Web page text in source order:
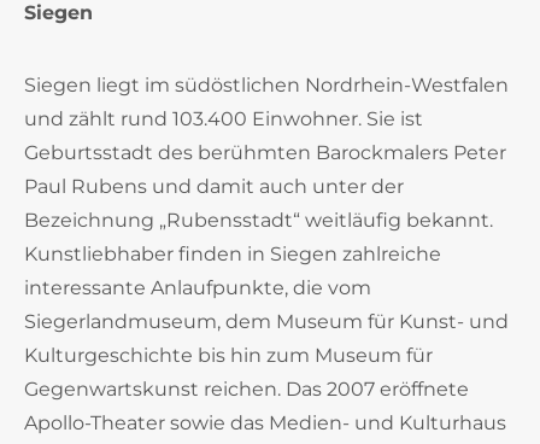
Siegen
Siegen liegt im südöstlichen Nordrhein-Westfalen
und zählt rund 103.400 Einwohner. Sie ist
Geburtsstadt des berühmten Barockmalers Peter
Paul Rubens und damit auch unter der
Bezeichnung „Rubensstadt“ weitläufig bekannt.
Kunstliebhaber finden in Siegen zahlreiche
interessante Anlaufpunkte, die vom
Siegerlandmuseum, dem Museum für Kunst- und
Kulturgeschichte bis hin zum Museum für
Gegenwartskunst reichen. Das 2007 eröffnete
Apollo-Theater sowie das Medien- und Kulturhaus